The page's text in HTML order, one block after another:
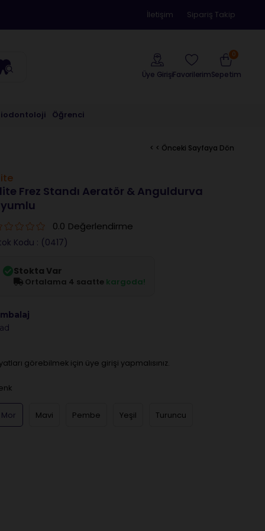
İletişim Sipariş Takip
Üye GirişiFavorilerimSepetim
0
Öğrenci
< < Önceki Sayfaya Dön
Frez Standı Aeratör & Anguldurva
0.0 Değerlendirme
Kodu (0417)
Stokta Var
Ortalama 4 saatte kargoda!
görebilmek için üye girişi yapmalısınız.
Mor Mavi Pembe Yeşil Turuncu